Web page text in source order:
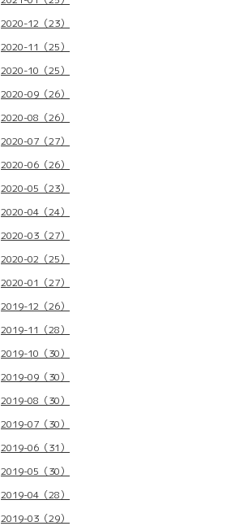
2020-12（23）
2020-11（25）
2020-10（25）
2020-09（26）
2020-08（26）
2020-07（27）
2020-06（26）
2020-05（23）
2020-04（24）
2020-03（27）
2020-02（25）
2020-01（27）
2019-12（26）
2019-11（28）
2019-10（30）
2019-09（30）
2019-08（30）
2019-07（30）
2019-06（31）
2019-05（30）
2019-04（28）
2019-03（29）